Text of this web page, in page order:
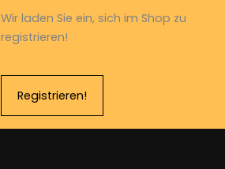
Wir laden Sie ein, sich im Shop zu
registrieren!
Registrieren!